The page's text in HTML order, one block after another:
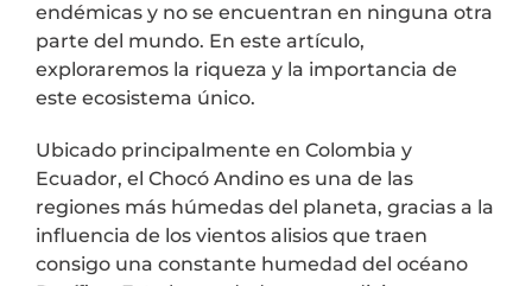
endémicas y no se encuentran en ninguna otra
parte del mundo. En este artículo,
exploraremos la riqueza y la importancia de
este ecosistema único.
Ubicado principalmente en Colombia y
Ecuador, el Chocó Andino es una de las
regiones más húmedas del planeta, gracias a la
influencia de los vientos alisios que traen
consigo una constante humedad del océano